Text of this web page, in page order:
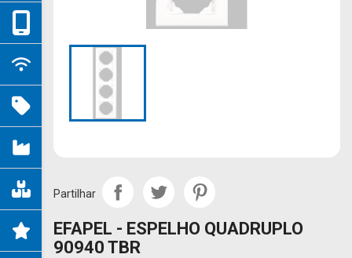
Partilhar
EFAPEL - ESPELHO QUADRUPLO
90940 TBR